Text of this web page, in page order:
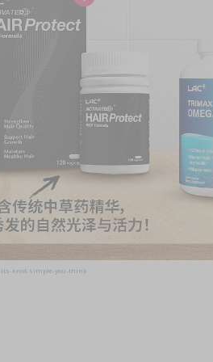
its-knot-simple-you-think